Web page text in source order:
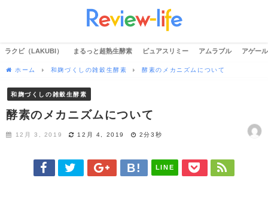
ラクビ（LAKUBI） まるっと超熟生酵素 ピュアスリミー アムラブル アゲー
ホーム 和麹づくしの雑穀生酵素 酵素のメカニズムについて
和麹づくしの雑穀生酵素
酵素のメカニズムについて
12月 3, 2019 12月 4, 2019 2分3秒
LINE